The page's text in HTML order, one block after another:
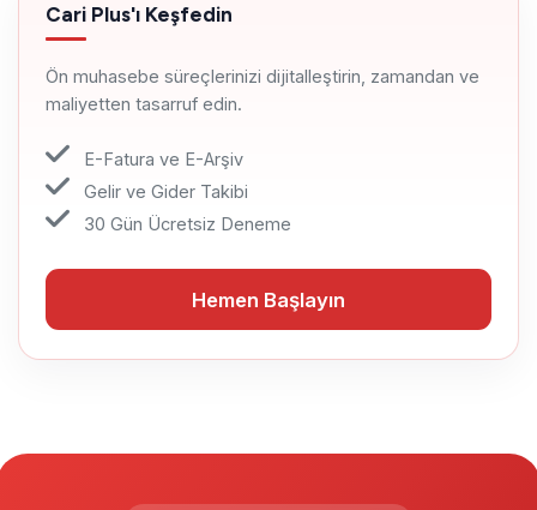
Cari Plus'ı Keşfedin
Ön muhasebe süreçlerinizi dijitalleştirin, zamandan ve
maliyetten tasarruf edin.
E-Fatura ve E-Arşiv
Gelir ve Gider Takibi
30 Gün Ücretsiz Deneme
Hemen Başlayın